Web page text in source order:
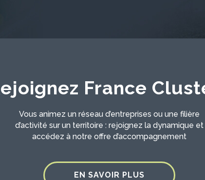
France
Vous animez un réseau d’entreprises ou une filière
d’activité sur un territoire : rejoignez la dynamique et
accédez à notre offre d’accompagnement
EN SAVOIR PLUS